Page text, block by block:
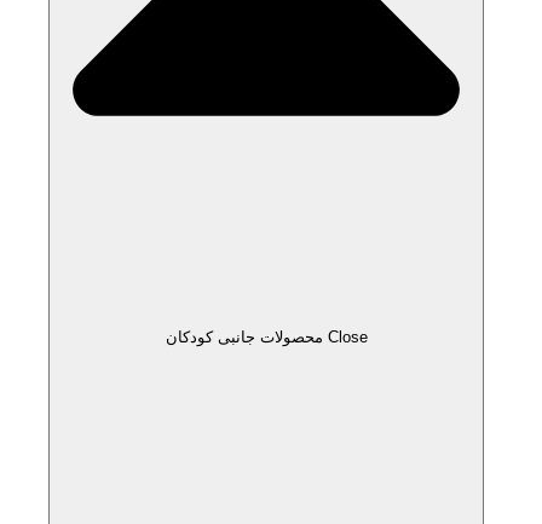
Close محصولات جانبی کودکان